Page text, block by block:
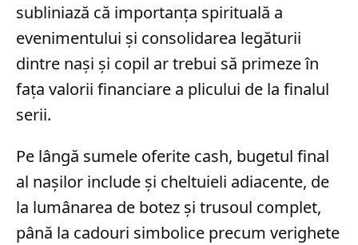
subliniază că importanța spirituală a
evenimentului și consolidarea legăturii
dintre nași și copil ar trebui să primeze în
fața valorii financiare a plicului de la finalul
serii.
Pe lângă sumele oferite cash, bugetul final
al nașilor include și cheltuieli adiacente, de
la lumânarea de botez și trusoul complet,
până la cadouri simbolice precum verighete